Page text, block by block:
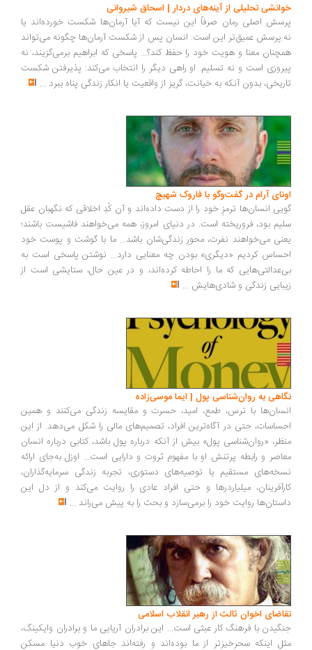
تحلیلی از آینه‌های دردار | اسحاق شیروانی
اصلی رمان صرفاً این نیست که آیا آرمان‌ها شکست خورده‌اند یا
عمیق‌تر این است: انسان پس از شکست آرمان‌ها چگونه می‌تواند
معنا و هویت خود را حفظ کند؟... پاسخی که ابراهیم برمی‌گزیند، نه
است و نه تسلیم. او راهی دیگر را انتخاب می‌کند: پذیرفتن شکست
بدون آنکه به خیانت، گریز از واقعیت یا انکار زندگی پناه ببرد...
آرام در گفت‌وگو با فاروک شهیچ‭
انسان‌ها ترمزِ خود را از دست داده‌اند و آن کُدِ اخلاقی که نگهبان عقل
بود، فروریخته است. در دنیای امروز، همه می‌خواهند فاشیست باشند؛
می‌خواهند نفرت، محورِ زندگی‌شان باشد... ما با گوشت و پوست خود
کردیم «دیگری» بودن چه معنایی دارد... نوشتن پاسخی است به
که ما را احاطه کرده‌اند، و در عین حال، ستایشی است از
زندگی و شادی‌هایش...
به روان‌شناسی پول | ایما موسی‌زاده
با ترس، طمع، امید، حسرت و مقایسه زندگی می‌کنند و همین
حتی در آگاه‌ترین افراد، تصمیم‌های مالی را شکل می‌دهد. از این
«روان‌شناسی پول» بیش از آنکه درباره پول باشد، کتابی درباره انسان
و رابطه پرتنش او با مفهوم ثروت و دارایی است... اوزل به‌جای ارائه
مستقیم یا توصیه‌های دستوری، تجربه زندگی سرمایه‌گذاران،
میلیاردرها و حتی افراد عادی را روایت می‌کند و از دل این
روایت خود را برمی‌سازد و بحث را به پیش می‌راند...
اخوان ثالث از رهبر انقلاب اسلامی
با فرهنگ کار عبثی است... این برادران آریایی ما و برادران وایکینگ،
اینکه سحرخیزتر از ما بوده‌اند و رفته‌اند جاهای خوب دنیا مسکن